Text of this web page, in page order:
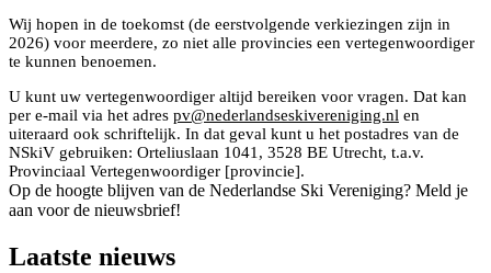
Wij hopen in de toekomst (de eerstvolgende verkiezingen zijn in
2026) voor meerdere, zo niet alle provincies een vertegenwoordiger
te kunnen benoemen.
U kunt uw vertegenwoordiger altijd bereiken voor vragen. Dat kan
per e-mail via het adres pv@nederlandseskivereniging.nl en
uiteraard ook schriftelijk. In dat geval kunt u het postadres van de
NSkiV gebruiken: Orteliuslaan 1041, 3528 BE Utrecht, t.a.v.
Provinciaal Vertegenwoordiger [provincie].
Op de hoogte blijven van de Nederlandse Ski Vereniging? Meld je
aan voor de nieuwsbrief!
Laatste nieuws